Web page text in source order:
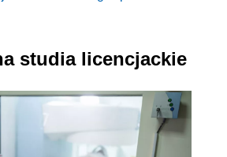
studia licencjackie